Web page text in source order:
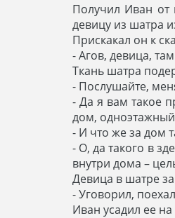
Получил Иван от
девицу из шатра
Прискакал он к
- Агов, девица,
Ткань шатра
- Послушайте,
- Да я вам такое
дом,
- И что же за дом
- О, да такого в
внутри дома –
Девица в шатре
- Уговорил,
Иван усадил ее